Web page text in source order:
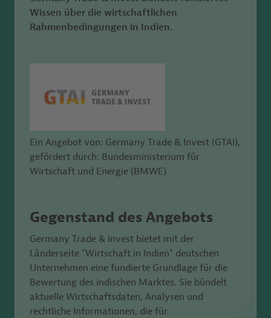
Wissen über die wirtschaftlichen
Rahmenbedingungen in Indien.
Ein Angebot von: Germany Trade & Invest (GTAI),
gefördert durch: Bundesministerium für
Wirtschaft und Energie (BMWE)
Gegenstand des Angebots
Germany Trade & Invest bietet mit der
Länderseite "Wirtschaft in Indien" deutschen
Unternehmen eine fundierte Grundlage für die
Bewertung des indischen Marktes. Sie bündelt
aktuelle Wirtschaftsdaten, Analysen und
rechtliche Informationen, die für